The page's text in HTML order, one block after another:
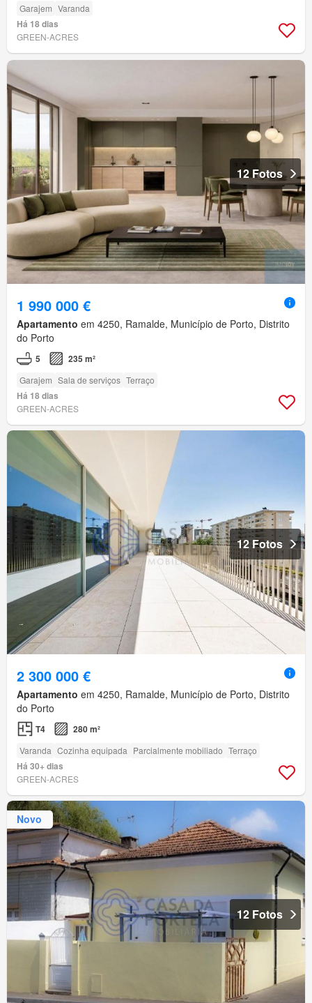
Garajem Varanda
Há 18 dias
GREEN-ACRES
12 Fotos
1 990 000 €
Apartamento em 4250, Ramalde, Município de Porto, Distrito
do Porto
5 235 m²
Garajem Sala de serviços Terraço
Há 18 dias
GREEN-ACRES
12 Fotos
2 300 000 €
Apartamento em 4250, Ramalde, Município de Porto, Distrito
do Porto
T4 280 m²
Varanda Cozinha equipada Parcialmente mobiliado Terraço
Há 30+ dias
GREEN-ACRES
Novo
12 Fotos